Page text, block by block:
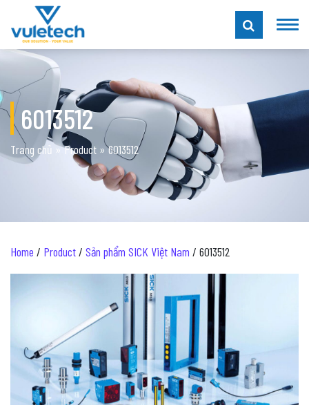
6013512
Trang chủ »Product »6013512
Home / Product/ Sản phẩm SICK Việt Nam / 6013512